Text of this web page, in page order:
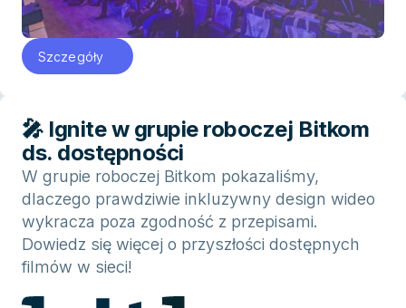
Szczegóły
🎤 Ignite w grupie roboczej Bitkom
ds. dostępności
W grupie roboczej Bitkom pokazaliśmy,
dlaczego prawdziwie inkluzywny design wideo
wykracza poza zgodność z przepisami.
Dowiedz się więcej o przyszłości dostępnych
filmów w sieci!